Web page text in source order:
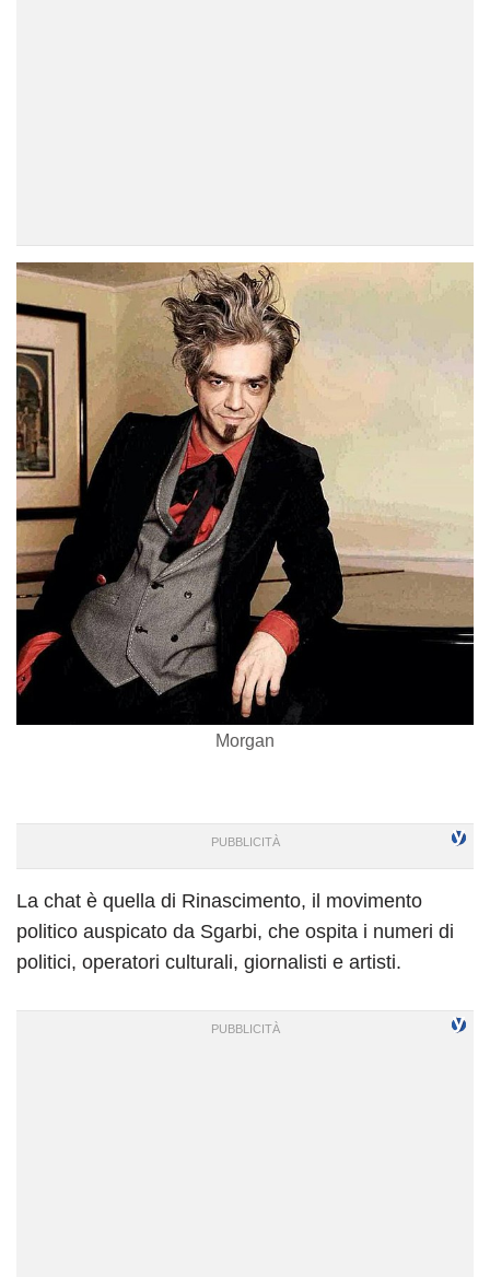
Morgan
La chat è quella di Rinascimento, il movimento
politico auspicato da Sgarbi, che ospita i numeri di
politici, operatori culturali, giornalisti e artisti.